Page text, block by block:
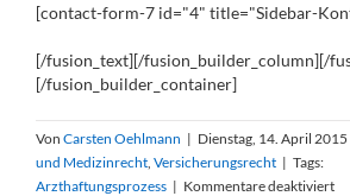
[contact-form-7 id="4" title="Sidebar-
[/fusion_text][/fusion_builder_column][/
[/fusion_builder_container]
Von Carsten Oehlmann | Dienstag, 14. April 2015
und Medizinrecht Versicherungsrecht | Tags:
Arzthaftungsprozess | Kommentare deaktiviertfür